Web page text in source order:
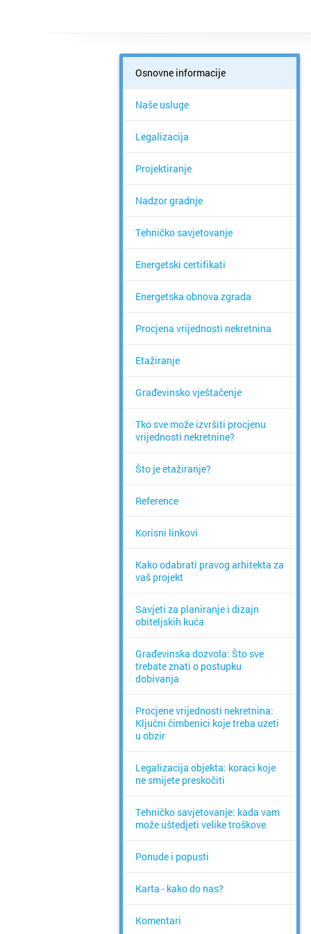
Osnovne informacije
Naše usluge
Legalizacija
Projektiranje
Nadzor gradnje
Tehničko savjetovanje
Energetski certifikati
Energetska obnova zgrada
Procjena vrijednosti nekretnina
Etažiranje
Građevinsko vještačenje
Tko sve može izvršiti procjenu
vrijednosti nekretnine?
Što je etažiranje?
Reference
Korisni linkovi
Kako odabrati pravog arhitekta za
vaš projekt
Savjeti za planiranje i dizajn
obiteljskih kuća
Građevinska dozvola: Što sve
trebate znati o postupku
dobivanja
Procjene vrijednosti nekretnina:
Ključni čimbenici koje treba uzeti
u obzir
Legalizacija objekta: koraci koje
ne smijete preskočiti
Tehničko savjetovanje: kada vam
može uštedjeti velike troškove
Ponude i popusti
Karta - kako do nas?
Komentari